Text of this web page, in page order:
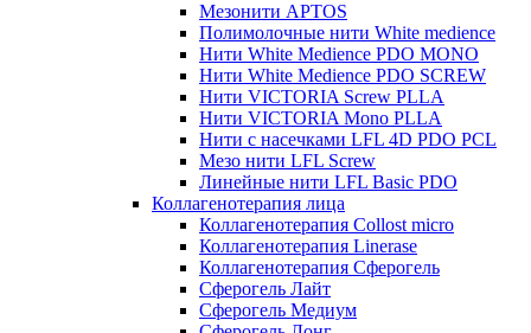
Мезонити APTOS
Полимолочные нити White medience
Нити White Medience PDO MONO
Нити White Medience PDO SCREW
Нити VICTORIA Screw PLLA
Нити VICTORIA Mono PLLA
Нити с насечками LFL 4D PDO PCL
Мезо нити LFL Screw
Линейные нити LFL Basic PDO
Коллагенотерапия лица
Коллагенотерапия Collost micro
Коллагенотерапия Linerase
Коллагенотерапия Сферогель
Сферогель Лайт
Сферогель Медиум